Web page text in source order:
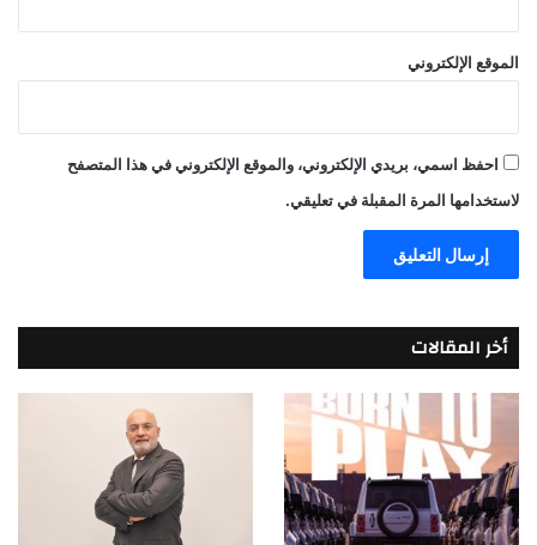
الموقع الإلكتروني
احفظ اسمي، بريدي الإلكتروني، والموقع الإلكتروني في هذا المتصفح
لاستخدامها المرة المقبلة في تعليقي.
أخر المقالات